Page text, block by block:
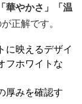
「華やかさ」「温
正解です。
に映えるデザイ
フホワイトな
厚みを確認す